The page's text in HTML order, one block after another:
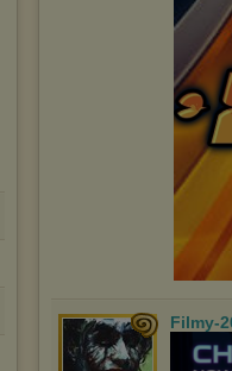
Filmy-